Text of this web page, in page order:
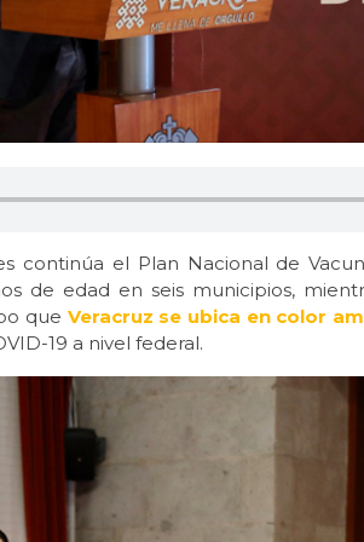
continúa el Plan Nacional de
de edad en seis municipios,
que Veracruz se ubica en color
19 a nivel federal.